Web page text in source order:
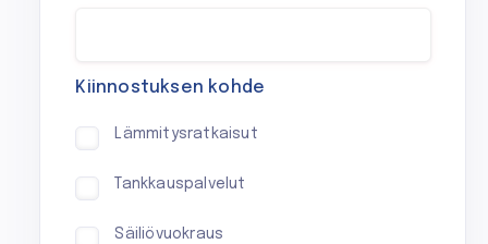
Kiinnostuksen kohde
Lämmitysratkaisut
Tankkauspalvelut
Säiliövuokraus